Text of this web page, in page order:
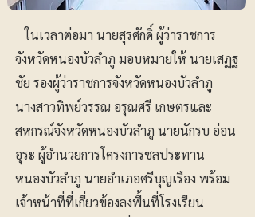
ในเวลาต่อมา นายสุรศักดิ์ ผู้ว่าราชการ
จังหวัดหนองบัวลำภู มอบหมายให้ นายเสฏฐ
ชัย รองผู้ว่าราชการจังหวัดหนองบัวลำภู
นางสาวทิพย์วรรณ อรุณศรี เกษตรและ
สหกรณ์จังหวัดหนองบัวลำภู นายนักรบ อ่อน
อุระ ผู้อำนวยการโครงการชลประทาน
หนองบัวลำภู นายอำเภอศรีบุญเรือง พร้อม
เจ้าหน้าที่ที่เกี่ยวข้องลงพื้นที่โรงเรียน